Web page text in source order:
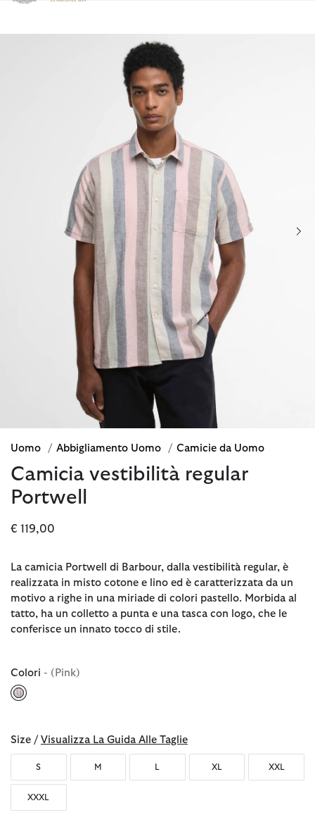
Clicca per visualizzare la nostra Dichiarazione di Accessibilità
Uomo / Abbigliamento Uomo / Camicie da Uomo
Camicia vestibilità regular
Portwell
€ 119,00
La camicia Portwell di Barbour, dalla vestibilità regular, è
realizzata in misto cotone e lino ed è caratterizzata da un
motivo a righe in una miriade di colori pastello. Morbida al
tatto, ha un colletto a punta e una tasca con logo, che le
conferisce un innato tocco di stile.
Colori - (Pink)
Size / Visualizza La Guida Alle Taglie
S M L XL XXL
XXXL